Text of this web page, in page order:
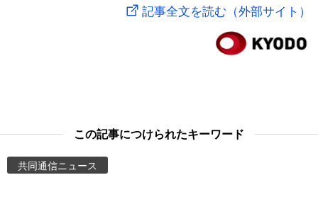
記事全文を読む（外部サイト）
この記事につけられたキーワード
共同通信ニュース